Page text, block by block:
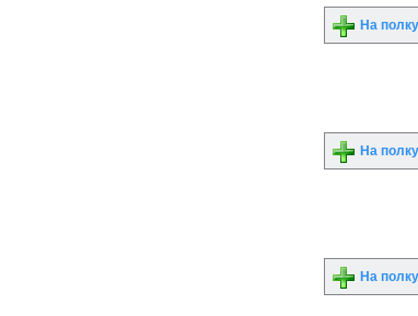
На полку
На полку
На полку